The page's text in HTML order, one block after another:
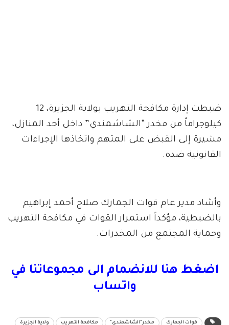
ضبطت إدارة مكافحة التهريب بولاية الجزيرة، 12
كيلوجراماً من مخدر “الشاشمندي” داخل أحد المنازل،
مشيرة إلى القبض على المتهم واتخاذها الإجراءات
القانونية ضده.
وأشاد مدير عام قوات الجمارك صلاح أحمد إبراهيم
بالضبطية، مؤكداً استمرار القوات في مكافحة التهريب
وحماية المجتمع من المخدرات.
اضغط هنا للانضمام الى مجموعاتنا في
واتساب
قوات الجمارك مخدر"الشاشمندي" مكافحة التهريب ولاية الجزيرة